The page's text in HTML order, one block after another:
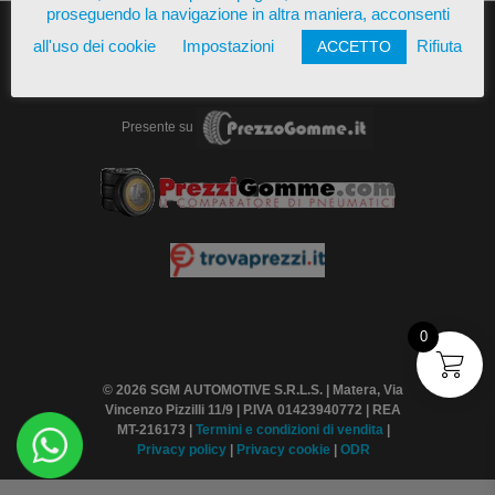
Presente su
© 2026 SGM AUTOMOTIVE S.R.L.S. | Matera, Via
Vincenzo Pizzilli 11/9 | P.IVA 01423940772 | REA
MT-216173 |
Termini e condizioni di vendita
Privacy policy
Privacy cookie ODR
proseguendo la navigazione in altra maniera, acconsenti
all'uso dei cookie
Impostazioni ACCETTO Rifiuta
0